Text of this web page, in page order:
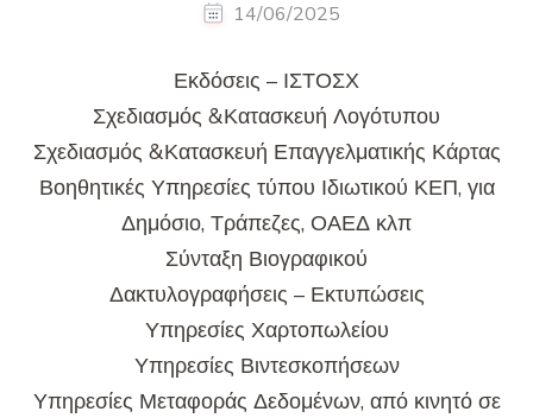
14/06/2025
Εκδόσεις – ΙΣΤΟΣΧ
Σχεδιασμός &Κατασκευή Λογότυπου
Σχεδιασμός &Κατασκευή Επαγγελματικής Κάρτας
Βοηθητικές Υπηρεσίες τύπου Ιδιωτικού ΚΕΠ, για
Δημόσιο, Τράπεζες, ΟΑΕΔ κλπ
Σύνταξη Βιογραφικού
Δακτυλογραφήσεις – Εκτυπώσεις
Υπηρεσίες Χαρτοπωλείου
Υπηρεσίες Βιντεσκοπήσεων
Υπηρεσίες Μεταφοράς Δεδομένων, από κινητό σε